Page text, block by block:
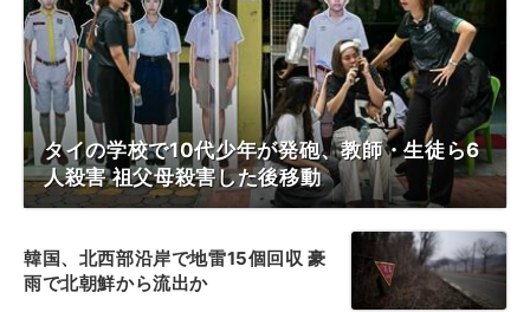
タイの学校で10代少年が発砲、教師・生徒ら6
人殺害 祖父母殺害した後移動
韓国、北西部沿岸で地雷15個回収 豪
雨で北朝鮮から流出か